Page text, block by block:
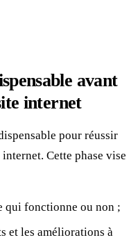
avant
internet
pour réussir
Cette phase vise
qui fonctionne ou non ;
et les améliorations à